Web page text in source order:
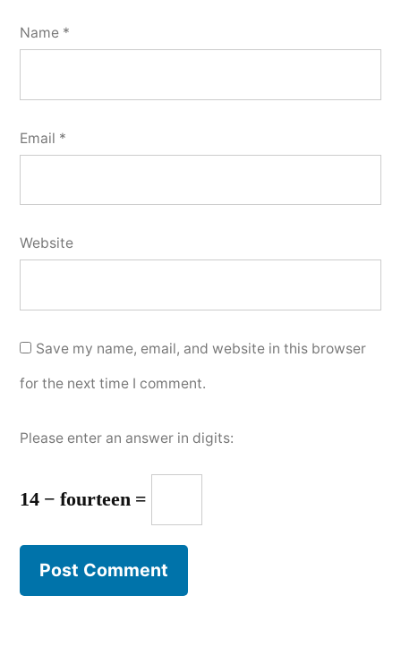
Name *
Email *
Website
Save my name, email, and website in this browser
for the next time I comment.
Please enter an answer in digits:
14 − fourteen =